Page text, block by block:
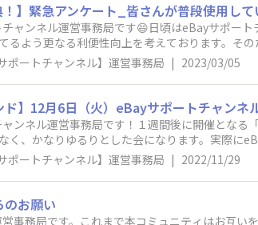
！】緊急アンケート_皆さんが普段使用し
ャンネル運営事務局です😄日頃はeBayサポー
るよう更なる利便性向上を考えております。そ
のアンケートにご回答いただけますと幸いです
）午後4時✅アンケートにご回答いただいた方
ただいた回答や個人情報は、弊社のプライバ
ポートチャンネル】運営事務局 | 2023/03/05
ド】12月6日（火）eBayサポートチャン
ンネル運営事務局です！１週間後に開催となる
く、かなりゆるりとした会になります。実際に
わず歓迎いたします^^以下に第二会懇親会
20時（途中退席OKです）◆参加費：5,000円（
4日（日） 📢参加申し込みはこちらから※キャ
でに連絡をお願いします。それ以降のキャンセ
皆さんの参加をお待ちしています！eBay サ
ポートチャンネル】運営事務局 | 2022/11/29
のお願い
事務局です。これまで本コミュニティはお互